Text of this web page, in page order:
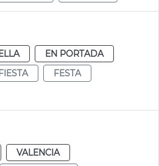
EN PORTADA
FESTA
VALENCIA